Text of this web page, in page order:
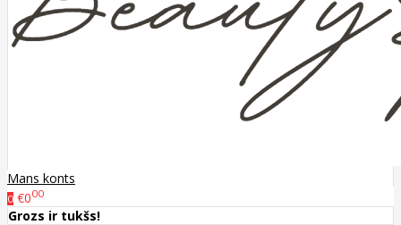
Mans konts
0 €000
Grozs ir tukšs!